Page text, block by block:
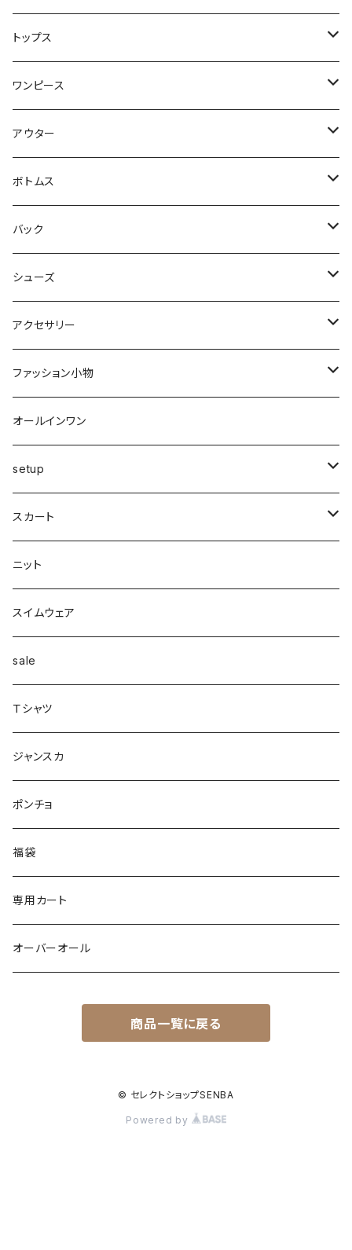
トップス
Tシャツ・カットソー
キャミソール・タンクトップ
シャツ・ブラウス
パーカー・トレーナー
裏起毛
サマーニット
その他
ニットトップス
異素材
ベスト
変形
カーディガン付き
カーディガン
タートルネック
配色
ボンディング
シアー
リブ
ノースリーブ
ポンチョ
ドッキング
異素材
ワンピース
ミニ
ヒザ丈
マキシ丈
オールインワン
セットアップ
変形
ベスト
ニット
キャミワンピース
ロング
Tシャツマキシ
シャツ
カットソー
カシュクール
ノースリーブ
スリット
フラワー柄
配色
アウター
ジャケット
中綿
ブルゾン
カーデ・ベスト
ベスト
その他
ベスト
スカート
ロングコート
カーディガン
ロングシャツ
フェザーダウン
ダウン
コート
woolコート
パイピング
フェイクレザー
ボア
トレンチコート
シャツ
Gジャン
ボトムス
スカート
フレアー
プリーツ
パンツ
スウェット
ジョガー
デニム
スパッツ・レギンス・タイツ
ハイウエスト
ワイド
ニット
スキニー
テーパード
配色
リブ
スウェット
ダンボール
バルーン
サテン
レザー
バック
ショルダー
クラッチ
カゴbag
肩掛け
clear
デザインbag
エコ
シューズ
ブーツ
スニーカー
パンプス
サンダル
アクセサリー
ピアス・イヤリング
ピアス
リング
リング
ブレス・アンクレット
ネックレス
ヘアーピン
ヘアーゴム
イヤカフ
ファッション小物
帽子
巻き物
ソックス
財布
ベルト
オールインワン
setup
Top's
スカート
pants
スカート
スリット
ジャンク
ニット
スイムウェア
sale
Ｔシャツ
ジャンスカ
ポンチョ
福袋
専用カート
オーバーオール
商品一覧に戻る
© セレクトショップSENBA
Powered by